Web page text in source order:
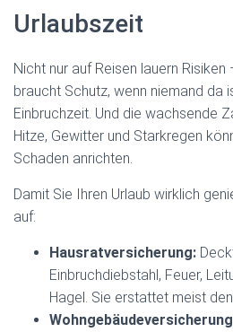
Urlaubszeit
Nicht nur auf Reisen lauern
braucht Schutz, wenn niemand da
Einbruchzeit. Und die wachsende
Hitze, Gewitter und Starkregen
Schaden anrichten.
Damit Sie Ihren Urlaub wirklich
auf:
Hausratversicherung:
Einbruchdiebstahl, Feuer,
Hagel. Sie erstattet meist